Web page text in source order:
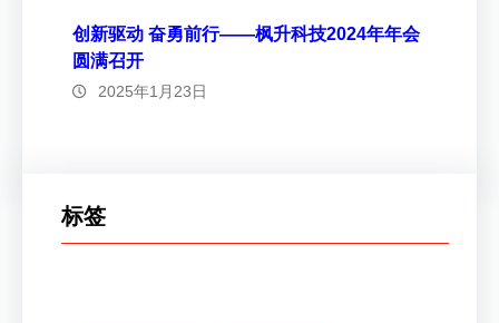
创新驱动 奋勇前行——枫升科技2024年年会
圆满召开
2025年1月23日
标签